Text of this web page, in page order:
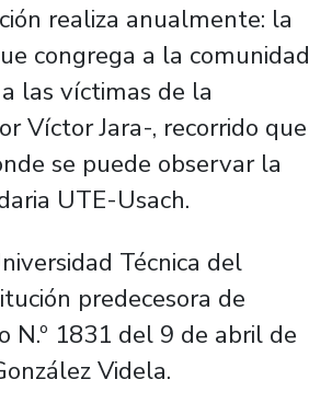
realiza anualmente: la
congrega a la comunidad
las víctimas de la
Víctor Jara-, recorrido que
se puede observar la
UTE-Usach.
Técnica del
predecesora de
N.º 1831 del 9 de abril de
Videla.